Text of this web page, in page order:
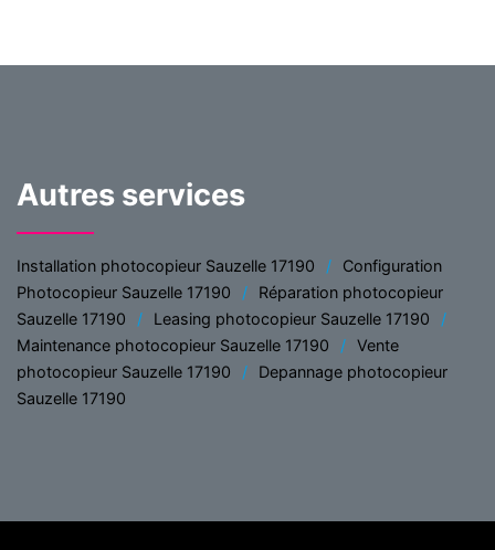
Autres services
Installation photocopieur Sauzelle 17190
Configuration
Photocopieur Sauzelle 17190
Réparation photocopieur
Sauzelle 17190
Leasing photocopieur Sauzelle 17190
Maintenance photocopieur Sauzelle 17190
Vente
photocopieur Sauzelle 17190
Depannage photocopieur
Sauzelle 17190